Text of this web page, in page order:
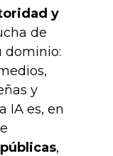
y
de
dominio:
y
IA es, en
,